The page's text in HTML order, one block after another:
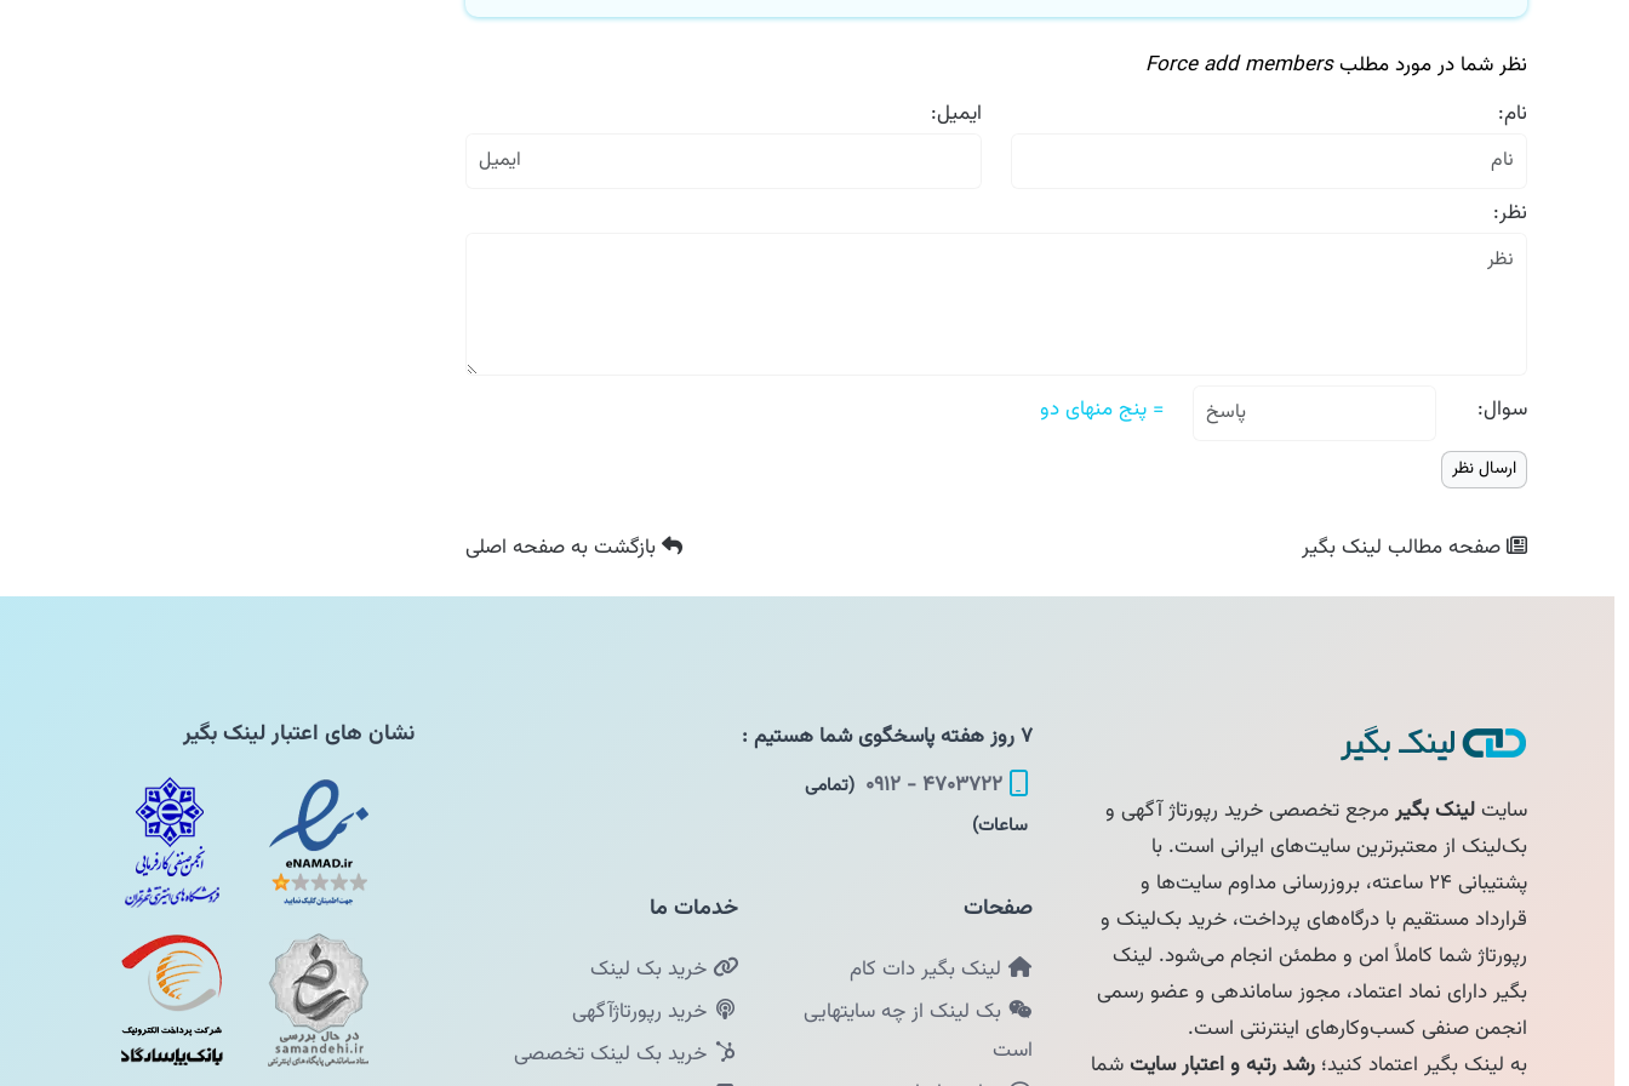
نظر شما در مورد مطلبForce add members
نام:
ایمیل:
نظر:
سوال: = پنج منهای دو
صفحه مطالبلینک بگیر بازگشتبه صفحه اصلی
سایتلینک بگیرمرجع تخصصی خرید رپورتاژ آگهی و
بک‌لینک از معتبرترین سایت‌های ایرانی است. با
پشتیبانی ۲۴ ساعته، بروزرسانی مداوم سایت‌ها و
قرارداد مستقیم با درگاه‌های پرداخت، خرید بک‌لینک و
رپورتاژ شما کاملاً امن و مطمئن انجام می‌شود. لینک
بگیر دارای نماد اعتماد، مجوز ساماندهی و عضو رسمی
انجمن صنفی کسب‌وکارهای اینترنتی است.
به لینک بگیر اعتماد کنید؛رشد رتبه و اعتبار سایتشما
۴۷۰۳۷۲۲ - ۰۹۱۲
(تمامی
ساعات)
صفحات
لینک بگیر دات کام
بک لینک از چه سایتهایی
است
خدمات ما
خرید بک لینک
خرید رپورتاژآگهی
خرید بک لینک تخصصی
نشان های اعتبار لینک بگیر